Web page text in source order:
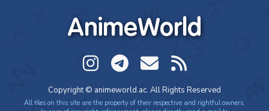
One Piece: Le avventure del detective Cappello di
Special - 2005 - 42 min/ep
One Piece Movie 07: Karakuri-jou no Mecha Kyohei
Movie - 2006 - 1h e 34 min/ep
AnimeWorld
Copyright © animeworld.ac. All Rights Reserved
All files on this site are the property of their respective and rightful owners.